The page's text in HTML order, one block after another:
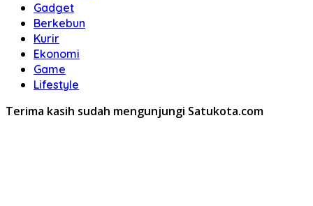
Gadget
Berkebun
Kurir
Ekonomi
Game
Lifestyle
Terima kasih sudah mengunjungi Satukota.com